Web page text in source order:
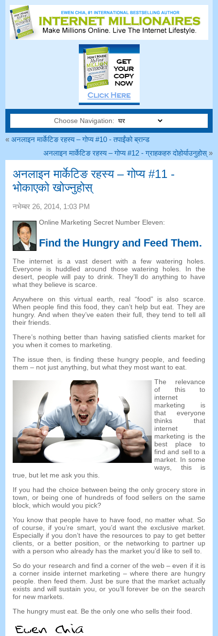
Choose Navigation:
«अनलाइन मार्केटिङ रहस्य – गोप्य #10 - तपाईंको ब्रान्ड
अनलाइन मार्केटिङ रहस्य – गोप्य #12 - ग्राहकहरु दोहोर्याउनुहोस्»
अनलाइन मार्केटिङ रहस्य – गोप्य #11 -
भोकाएको खोज्नुहोस्
नभेम्बर 26, 2014, 1:03 PM
Online Marketing Secret Number Eleven:
Find the Hungry and Feed Them.
The internet is a vast desert with a few watering holes.
Everyone is huddled around those watering holes. In the
desert, people will pay to drink. They’ll do anything to have
what they believe is scarce.
Anywhere on this virtual earth, real “food” is also scarce.
When people find this food,they can’t help but eat. They are
hungry. And when they’ve eaten their full, they tend to tell all
their friends.
There’s nothing better than having satisfied clients market for
you when it comes to marketing.
The issue then, is finding these hungry people, and feeding
them – not just anything, but what they most want to eat.
The relevance
of this to
internet
marketing is
that everyone
thinks that
internet
marketing is the
best place to
find and sell to a
market. In some
ways, this is
true, but let me ask you this.
If you had the choice between being the only grocery store in
town,or being one of hundreds of food sellers on the same
block,which would you pick?
You know that people have to have food, no matter what. So
of course, if you’re smart, you’d want the exclusive market.
Especially if you don’t have the resources to pay to get better
clients, or a better position, or the networking to partner up
with a person who already has the market you’d like to sell to.
So do your research and find a corner of the web –even if it is
a corner inside internet marketing – where there are hungry
people.then feed them.Just be sure that the market actually
exists and will sustain you,or you’ll forever be on the search
for new markets.
The hungry must eat. Be the only one who sells their food.